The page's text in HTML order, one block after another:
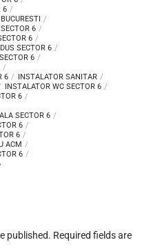
6
6
6
SECTOR 6
6
6
INSTALATOR SANITAR
INSTALATOR WC SECTOR 6
6
SECTOR 6
6
6
ACM
6
published. Required fields are